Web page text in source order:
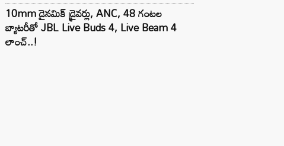
10mm డైనమిక్ డ్రైవర్లు, ANC, 48 గంటల
బ్యాటరీతో JBL Live Buds 4, Live Beam 4
లాంచ్..!